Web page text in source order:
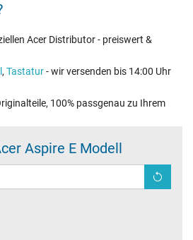
Acer Distributor - preiswert &
, Tastatur- wir versenden bis 14:00 Uhr
100% passgenau zu Ihrem
Aspire E Modell